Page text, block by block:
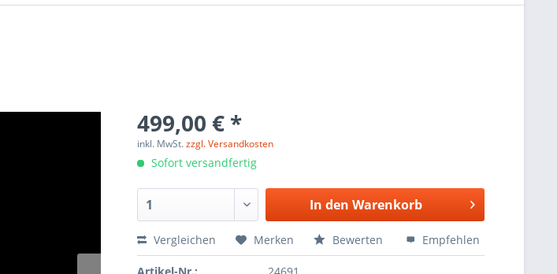
499,00 € *
inkl. MwSt.zzgl. Versandkosten
Sofort versandfertig
In den Warenkorb
Vergleichen Merken Bewerten Empfehlen